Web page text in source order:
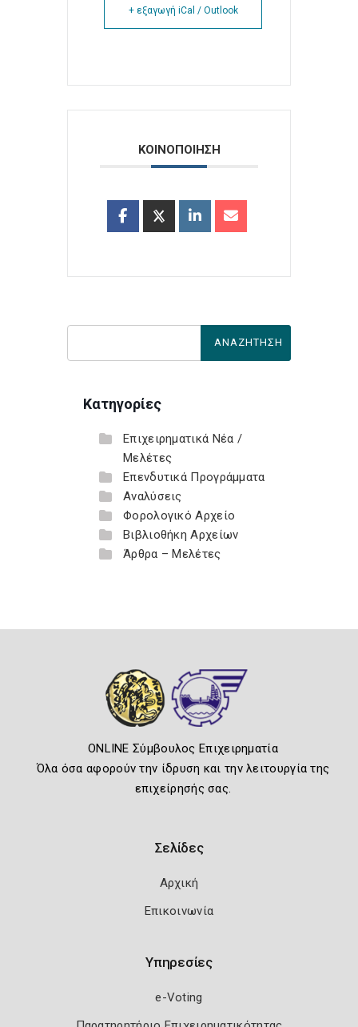
+ εξαγωγή iCal / Outlook
ΚΟΙΝΟΠΟΙΗΣΗ
Κατηγορίες
Επιχειρηματικά Νέα /
Μελέτες
Επενδυτικά Προγράμματα
Αναλύσεις
Φορολογικό Αρχείο
Βιβλιοθήκη Αρχείων
Άρθρα – Μελέτες
ONLINE Σύμβουλος Επιχειρηματία
Όλα όσα αφορούν την ίδρυση και την λειτουργία της
επιχείρησής σας.
Σελίδες
Αρχική
Επικοινωνία
Υπηρεσίες
e-Voting